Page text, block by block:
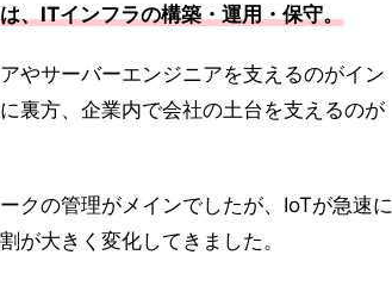
、ITインフラの構築・運用・保守。
やサーバーエンジニアを支えるのがイン
裏方、企業内で会社の土台を支えるのが
クの管理がメインでしたが、IoTが急速に
が大きく変化してきました。